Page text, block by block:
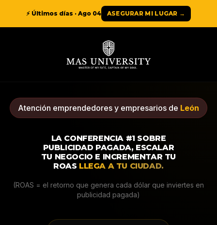
⚡ Últimos días · Ago 04 ASEGURAR MI LUGAR →
Atención emprendedores y empresarios de León
LA CONFERENCIA #1 SOBRE
PUBLICIDAD PAGADA, ESCALAR
TU NEGOCIO E INCREMENTAR TU
ROAS LLEGA A TU CIUDAD.
(ROAS = el retorno que genera cada dólar que inviertes en
publicidad pagada)